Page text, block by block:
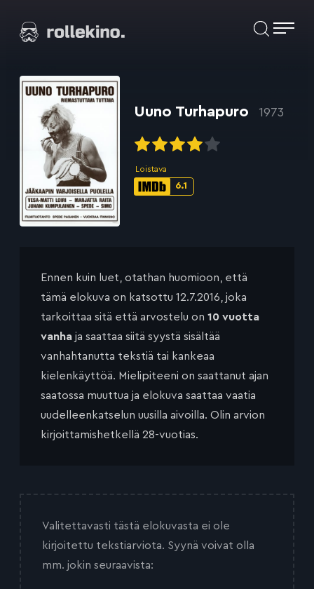
suoraan
Elokuvat ja elokuva-arviot | Rollekino.fi
jälkeen.
Uuno Turhapuro 1973
Loistava
IMDb-
6.1
Ennen kuin luet, otathan huomioon, että
tämä elokuva on katsottu 12.7.2016, joka
tarkoittaa sitä että arvostelu on 10 vuotta
vanha ja saattaa siitä syystä sisältää
vanhahtanutta tekstiä tai kankeaa
kielenkäyttöä. Mielipiteeni on saattanut ajan
saatossa muuttua ja elokuva saattaa vaatia
uudelleenkatselun uusilla aivoilla. Olin arvion
kirjoittamishetkellä 28-vuotias.
Valitettavasti tästä elokuvasta ei ole
kirjoitettu tekstiarviota. Syynä voivat olla
mm. jokin seuraavista: